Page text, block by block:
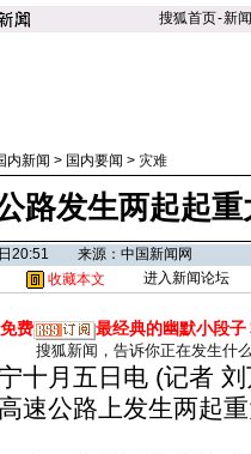
搜狐首页-新闻
内新闻 > 国内要闻 > 灾难
路发生两起起
日20:51 来源：中国新闻网
收藏本文 进入新闻论坛
免费 最经典的幽默小段子
搜狐新闻，告诉你正在发生什
月五日电 (记者 刘
速公路上发生两起